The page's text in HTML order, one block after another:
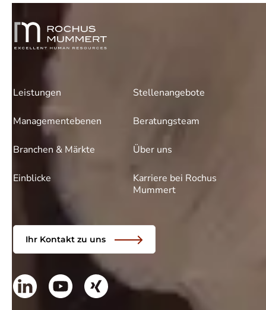
Leistungen Stellenangebote
Managementebenen Beratungsteam
Branchen & Märkte Über uns
Einblicke
Karriere bei Rochus
Mummert
Ihr Kontakt zu uns